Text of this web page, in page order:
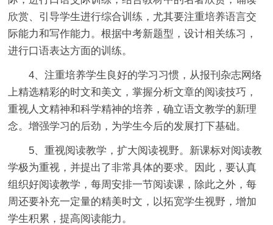
欣赏、引导学生进行综合训练，尤其要注重培养语言交
际能力和写作能力。根据中考新题型，设计相关练习，
进行口语表达方面的训练。
4、注重培养学生良好的学习习惯，从报刊杂志网络
上精选精彩的时文和美文，掌握分析文章的阅读技巧，
重视人文精神和科学精神的培养，确立语文教学的新理
念。增强学习的后劲，为学生今后的发展打下基础。
5、重视阅读教学，扩大阅读视野。新课标对阅读教
学极为重视，并提出了非常具体的要求。因此，要认真
组织好阅读教学，每周安排一节阅读课，除此之外，每
周还要补充一定量的精美时文，以拓宽学生视野，增加
学生积累，提高阅读能力。